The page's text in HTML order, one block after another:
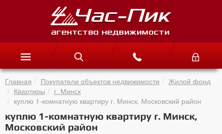
Главная Покупатели объектов недвижимости
Жилой фонд
Квартиры
г. Минск
куплю 1-комнатную квартиру г. Минск, Московский район
куплю 1-комнатную квартиру г. Минск,
Московский район